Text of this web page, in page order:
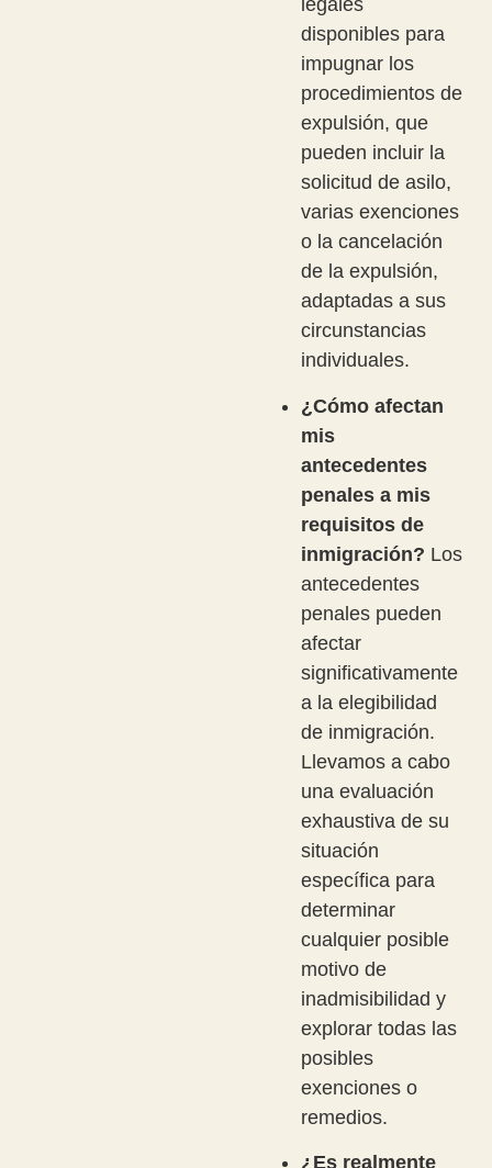
legales
disponibles para
impugnar los
procedimientos de
expulsión, que
pueden incluir la
solicitud de asilo,
varias exenciones
o la cancelación
de la expulsión,
adaptadas a sus
circunstancias
individuales.
¿Cómo afectan
mis
antecedentes
penales a mis
requisitos de
inmigración? Los
antecedentes
penales pueden
afectar
significativamente
a la elegibilidad
de inmigración.
Llevamos a cabo
una evaluación
exhaustiva de su
situación
específica para
determinar
cualquier posible
motivo de
inadmisibilidad y
explorar todas las
posibles
exenciones o
remedios.
¿Es realmente